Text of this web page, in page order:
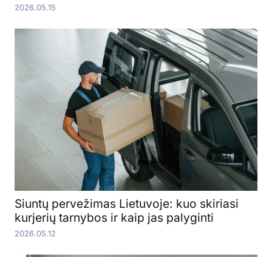
2026.05.15
Siuntų pervežimas Lietuvoje: kuo skiriasi
kurjerių tarnybos ir kaip jas palyginti
2026.05.12